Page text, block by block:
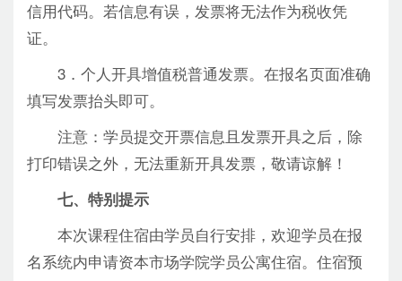
信用代码。若信息有误，发票将无法作为税收凭
证。
3．个人开具增值税普通发票。在报名页面准确
填写发票抬头即可。
注意：学员提交开票信息且发票开具之后，除
打印错误之外，无法重新开具发票，敬请谅解！
七、特别提示
本次课程住宿由学员自行安排，欢迎学员在报
名系统内申请资本市场学院学员公寓住宿。住宿预